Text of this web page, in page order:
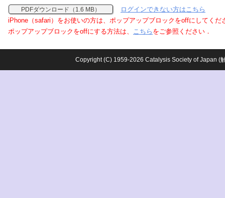
PDFダウンロード（1.6 MB）
ログインできない方はこちら
iPhone（safari）をお使いの方は、ポップアップブロックをoffにしてくだ
ポップアップブロックをoffにする方法は、 こちら をご参照ください．
Copyright (C) 1959-2026 Catalysis Society of Japan (